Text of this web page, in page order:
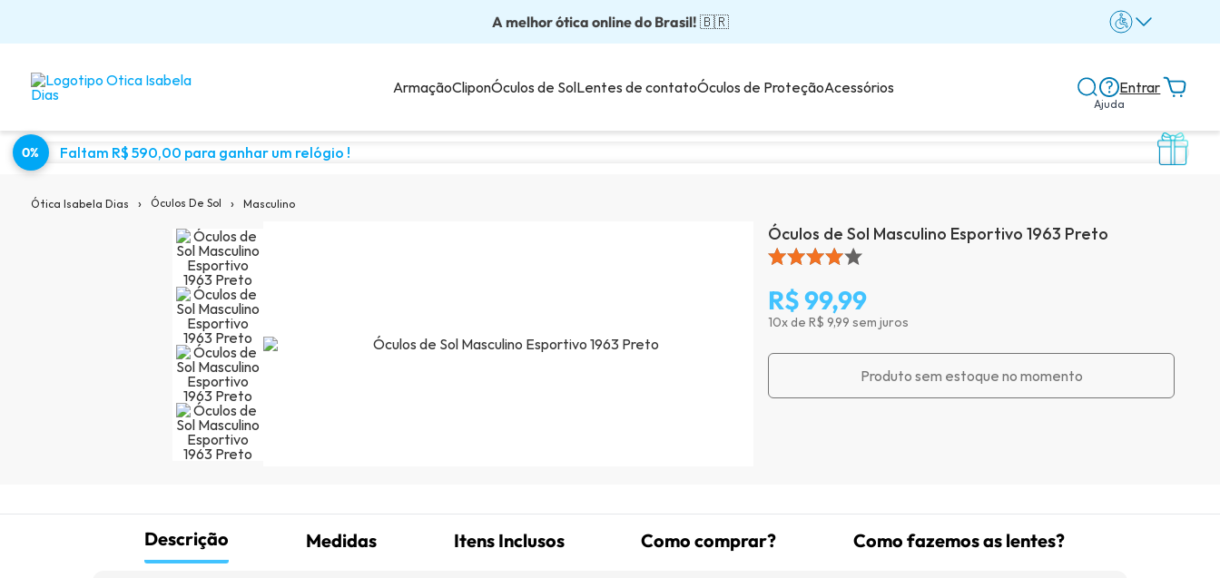
A melhor ótica online do Brasil! 🇧🇷
Óculos completos partir: R$199
Adquira em até 10x sem juros!💙
Enviamos para todo o Brasil!
Óculos de grau com preço justo!
ArmaçãoCliponÓculos de SolLentes de contatoÓculos de ProteçãoAcessórios
Ajuda
Dicas de lentes
Entrar
0% Faltam R$ 590,00 para ganhar um relógio !
Ótica Isabela Dias › Óculos De Sol › Masculino
Óculos de Sol Masculino Esportivo 1963 Preto
R$ 99,99
10x de R$ 9,99 sem juros
Produto sem estoque no momento
Descrição Medidas Itens Inclusos Como comprar? Como fazemos as lentes?